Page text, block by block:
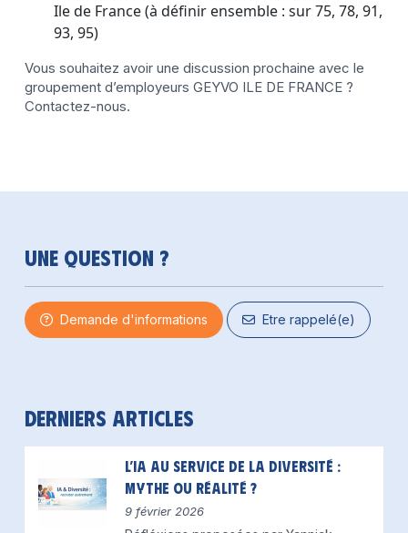
Ile de France (à définir ensemble : sur 75, 78, 91,
93, 95)
Vous souhaitez avoir une discussion prochaine avec le
groupement d’employeurs GEYVO ILE DE FRANCE ?
Contactez-nous.
Une question ?
Demande d'informations Etre rappelé(e)
Derniers articles
L’IA au service de la diversité :
mythe ou réalité ?
9 février 2026